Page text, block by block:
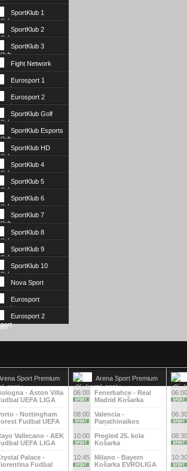
SportKlub 1
SportKlub 2
SportKlub 3
Fight Network
Eurosport 1
Eurosport 2
SportKlub Golf
SportKlub Esports
SportKlub HD
SportKlub 4
SportKlub 5
SportKlub 6
SportKlub 7
SportKlub 8
SportKlub 9
SportKlub 10
Nova Sport
Eurosport
Eurosport 2
Sport Premium
- Aston Villa
UEFA LIGA
- Nottingham
Fudbal UEFA
Vallecano - AEK
UEFA LIGA
Palace -
Fudbal
Arena Sport Premium
2
06:00
Fenerbahce - Real
Madrid Košarka
08:00
Valencia -
Panathinaikos
10:00
Pregled 25. kola
Košarka
10:45
Milano - Bayern
Košarka EVROLIGA
06:00
06:30
08:30
10:30